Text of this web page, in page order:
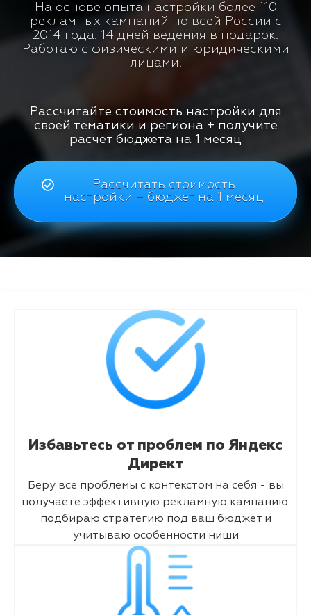
На основе опыта настройки более 110
рекламных кампаний по всей России с
2014 года. 14 дней ведения в подарок.
Работаю с физическими и юридическими
лицами.
Рассчитайте стоимость настройки для
своей тематики и региона + получите
расчет бюджета на 1 месяц
Рассчитать стоимость
настройки + бюджет на 1 месяц
Избавьтесь от проблем по Яндекс
Директ
Беру все проблемы с контекстом на себя - вы
получаете эффективную рекламную кампанию:
подбираю стратегию под ваш бюджет и
учитываю особенности ниши